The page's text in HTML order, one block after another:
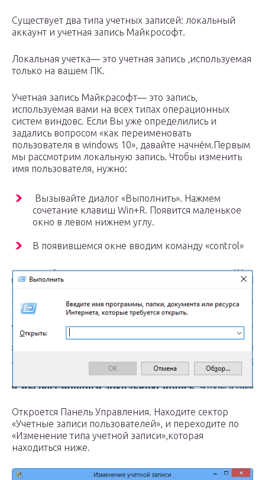
Существует два типа учетных записей: локальный
аккаунт и учетная запись Майкрософт.
Локальная учетка— это учетная запись ,используемая
только на вашем ПК.
Учетная запись Майкрасофт— это запись,
используемая вами на всех типах операционных
систем виндовс. Если Вы уже определились и
задались вопросом «как переименовать
пользователя в windows 10», давайте начнём.Первым
мы рассмотрим локальную запись. Чтобы изменить
имя пользователя, нужно:
Вызывайте диалог «Выполнить». Нажмем
сочетание клавиш Win+R. Появится маленькое
окно в левом нижнем углу.
В появившемся окне вводим команду «control»
Откроется Панель Управления. Находите сектор
«Учетные записи пользователей», и переходите по
«Изменение типа учетной записи»,которая
находиться ниже.